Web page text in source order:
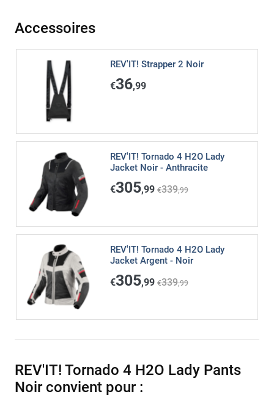
Accessoires
REV'IT! Strapper 2 Noir
€36,99
REV'IT! Tornado 4 H2O Lady
Jacket Noir - Anthracite
€305,99 €339,99
REV'IT! Tornado 4 H2O Lady
Jacket Argent - Noir
€305,99 €339,99
REV'IT! Tornado 4 H2O Lady Pants
Noir convient pour :